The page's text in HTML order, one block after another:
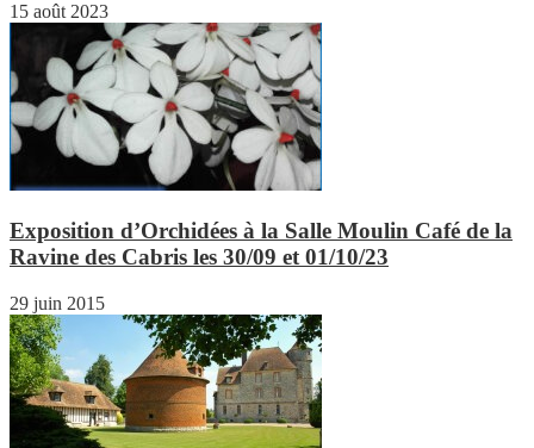
15 août 2023
Exposition d’Orchidées à la Salle Moulin Café de la
Ravine des Cabris les 30/09 et 01/10/23
29 juin 2015